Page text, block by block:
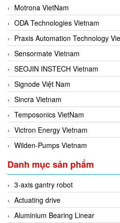
Motrona VietNam
ODA Technologies Vietnam
Praxis Automation Technology
Sensormate Vietnam
SEOJIN INSTECH Vietnam
Signode Việt Nam
Sincra Vietnam
Temposonics VietNam
Victron Energy Vietnam
Wilden-Pumps Vietnam
Danh mục sản phẩm
3-axis gantry robot
Actuating drive
Aluminium Bearing Linear